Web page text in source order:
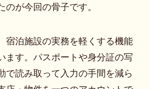
のが今回の骨子です。
宿泊施設の実務を軽くする機能
ます。パスポートや身分証の写
で読み取って入力の手間を減ら